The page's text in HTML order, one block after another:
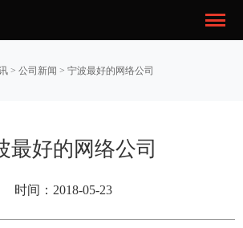
> 公司新闻 > 宁波最好的网络公司
最好的网络公司
时间：2018-05-23